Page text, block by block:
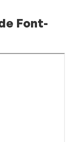
Font-